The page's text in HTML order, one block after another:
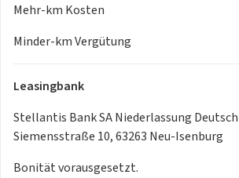
- elektrisches Verdeck
- Rücksitzlehnen umklappbar (50/50)
- 6 Lautsprecher (2 Hochtöner + 2
- Abarth AVAS-Sound inklusive Schlüssel-
- USB-Anschluss Typ A+C am Mitteltunnel
- Wärmeschutzverglasung
- Lenkrad, höhenverstellbar
- elektronische Wegfahrsperre
Mehr-km Kosten
Minder-km Vergütung
Leasingbank
Stellantis Bank SA Niederlassung
Siemensstraße 10, 63263 Neu-Isenburg
Bonität vorausgesetzt.